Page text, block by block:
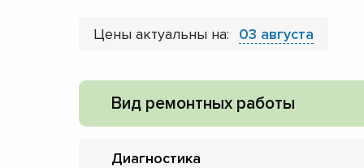
Цены актуальны на: 03 августа
Вид ремонтных работы
Диагностика